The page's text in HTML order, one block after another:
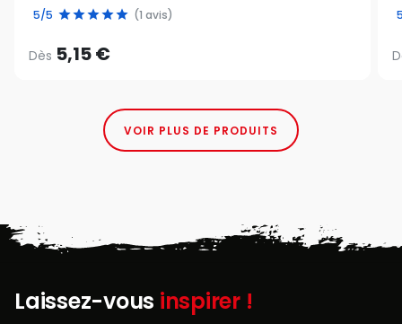
5/5 (1 avis)
Dès 5,15 €
VOIR PLUS DE PRODUITS
Laissez-vous inspirer !